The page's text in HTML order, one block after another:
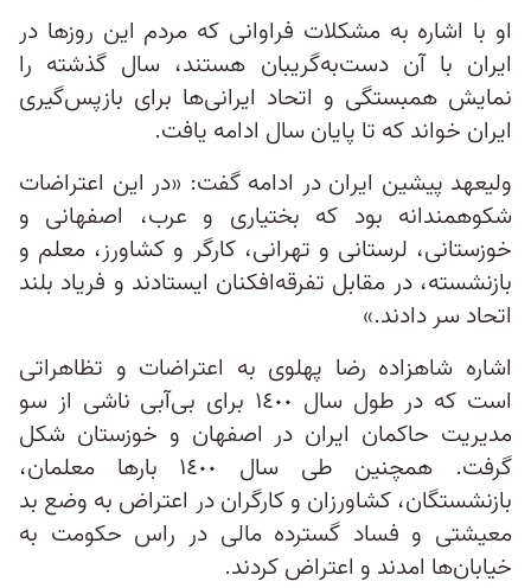
او با اشاره به مشکلات فراوانی که مردم این روزها در
ایران با آن دست‌به‌گریبان هستند، سال گذشته را
نمایش همبستگی و اتحاد ایرانی‌ها برای بازپس‌گیری
ایران خواند که تا پایان سال ادامه یافت.
ولیعهد پیشین ایران در ادامه گفت: «در این اعتراضات
شکوهمندانه بود که بختیاری و عرب، اصفهانی و
خوزستانی، لرستانی و تهرانی، کارگر و کشاورز، معلم و
بازنشسته، در مقابل تفرقه‌افکنان ایستادند و فریاد بلند
اتحاد سر دادند.»
اشاره شاهزاده رضا پهلوی به اعتراضات و تظاهراتی
است که در طول سال ١٤٠٠ برای بی‌آبی ناشی از سو
مدیریت حاکمان ایران در اصفهان و خوزستان شکل
گرفت. همچنین طی سال ١٤٠٠ بارها معلمان،
بازنشستگان، کشاورزان و کارگران در اعتراض به وضع بد
معیشتی و فساد گسترده مالی در راس حکومت به
خیابان‌ها امدند و اعتراض کردند.